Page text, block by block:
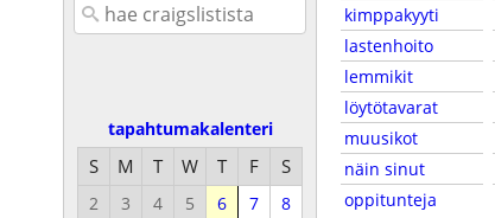
tapahtumakalenteri
S M T W T F S
2 3 4 5 6 7
8
kimppakyyti
lastenhoito
lemmikit
löytötavarat
muusikot
näin sinut
oppitunteja